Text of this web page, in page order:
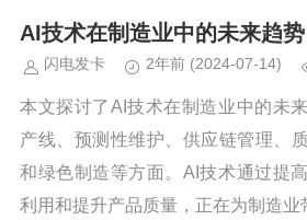
AI技术在制造业中的未来趋势
闪电发卡 2年前 (2024-07-14)
本文探讨了AI技术在制造业中的未
产线、预测性维护、供应链管理、
和绿色制造等方面。AI技术通过提
利用和提升产品质量，正在为制造业